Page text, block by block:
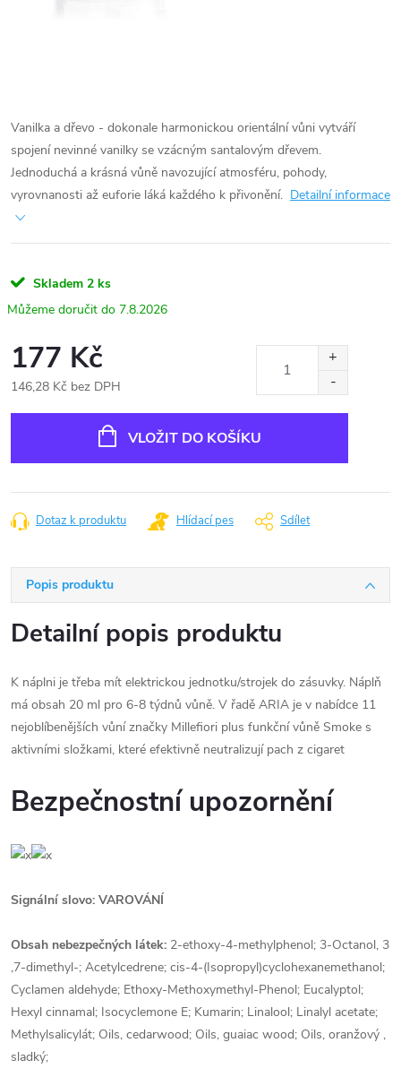
Vanilka a dřevo - dokonale harmonickou orientální vůni vytváří
spojení nevinné vanilky se vzácným santalovým dřevem.
Jednoduchá a krásná vůně navozující atmosféru, pohody,
vyrovnanosti až euforie láká každého k přivonění. Detailní informace
Skladem 2 ks
7.8.2026
177 Kč
146,28 Kč bez DPH
VLOŽIT DO KOŠÍKU
Dotaz k produktu Hlídací pes Sdílet
Popis produktu
Detailní popis produktu
K náplni je třeba mít elektrickou jednotku/strojek do zásuvky. Náplň
má obsah 20 ml pro 6-8 týdnů vůně. V řadě ARIA je v nabídce 11
nejoblíbenějších vůní značky Millefiori plus funkční vůně Smoke s
aktivními složkami, které efektivně neutralizují pach z cigaret
Bezpečnostní upozornění
Signální slovo: VAROVÁNÍ
Obsah nebezpečných látek: 2-ethoxy-4-methylphenol; 3-Octanol, 3
,7-dimethyl-; Acetylcedrene; cis-4-(Isopropyl)cyclohexanemethanol;
Cyclamen aldehyde; Ethoxy-Methoxymethyl-Phenol; Eucalyptol;
Hexyl cinnamal; Isocyclemone E; Kumarin; Linalool; Linalyl acetate;
Methylsalicylát; Oils, cedarwood; Oils, guaiac wood; Oils, oranžový ,
sladký;